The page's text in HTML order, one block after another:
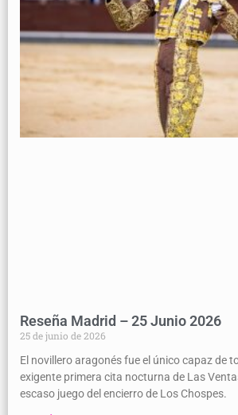
Reseña Madrid – 25 Junio 2026
25 de junio de 2026
El novillero aragonés fue el único capaz de
exigente primera cita nocturna de Las
escaso juego del encierro de Los Chospes.